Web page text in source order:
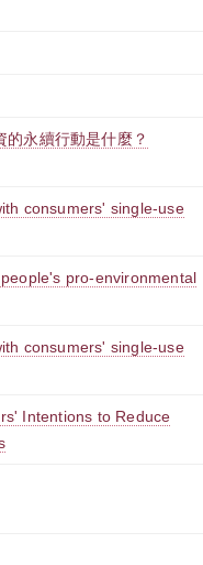
永續行動是什麼？
consumers' single-use
pro-environmental
consumers' single-use
Intentions to Reduce